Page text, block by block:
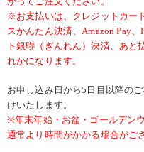
※お支払いは、クレジットカー
スかんたん決済、Amazon Pay、
ト銀聯（ぎんれん）決済、あと
れかになります。
お申し込み日から5日目以降の
けいたします。
※年末年始・お盆・ゴールデン
通常より時間がかかる場合がご